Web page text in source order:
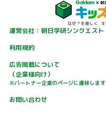
運営会社：朝日学研シンクエスト
利用規約
広告掲載について
（企業様向け）
※パートナー企業のページに遷移します
お問い合わせ